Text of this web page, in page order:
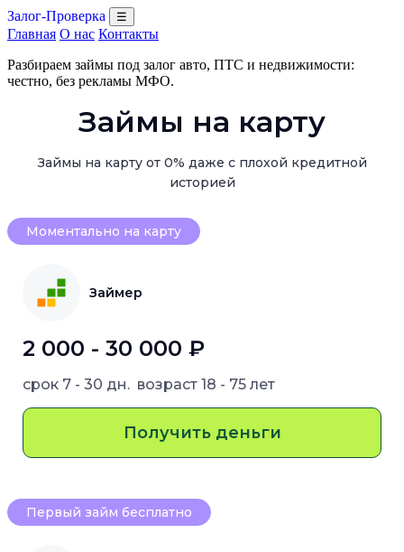
Залог-Проверка ☰
Главная О нас Контакты
Разбираем займы под залог авто, ПТС и недвижимости:
честно, без рекламы МФО.
Займы на карту
Займы на карту от 0% даже с плохой кредитной
историей
Моментально на карту
Займер
2 000 - 30 000 ₽
срок 7 - 30 дн. возраст 18 - 75 лет
Получить деньги
Первый займ бесплатно